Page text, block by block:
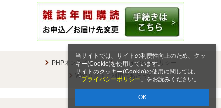
当サイトでは、サイトの利便性向上のため、クッ
キー(Cookie)を使用しています。
サイトのクッキー(Cookie)の使用に関しては、
「 プライバシーポリシー 」をお読みください。
OK
PHPオンラインとは
プライバシーポリシー
Webサイトご利用にあたって